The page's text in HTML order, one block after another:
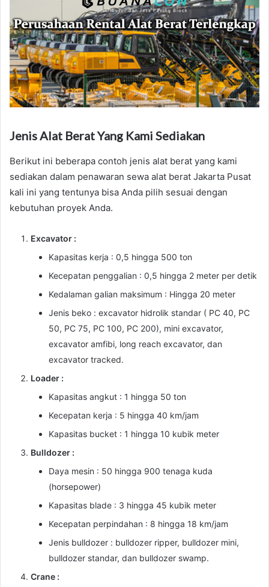
Jenis Alat Berat Yang Kami Sediakan
Berikut ini beberapa contoh jenis alat berat yang kami
sediakan dalam penawaran sewa alat berat Jakarta Pusat
kali ini yang tentunya bisa Anda pilih sesuai dengan
kebutuhan proyek Anda.
Excavator :
Kapasitas kerja : 0,5 hingga 500 ton
Kecepatan penggalian : 0,5 hingga 2 meter per detik
Kedalaman galian maksimum : Hingga 20 meter
Jenis beko : excavator hidrolik standar ( PC 40, PC
50, PC 75, PC 100, PC 200), mini excavator,
excavator amfibi, long reach excavator, dan
excavator tracked.
Loader :
Kapasitas angkut : 1 hingga 50 ton
Kecepatan kerja : 5 hingga 40 km/jam
Kapasitas bucket : 1 hingga 10 kubik meter
Bulldozer :
Daya mesin : 50 hingga 900 tenaga kuda
(horsepower)
Kapasitas blade : 3 hingga 45 kubik meter
Kecepatan perpindahan : 8 hingga 18 km/jam
Jenis bulldozer : bulldozer ripper, bulldozer mini,
bulldozer standar, dan bulldozer swamp.
Crane :